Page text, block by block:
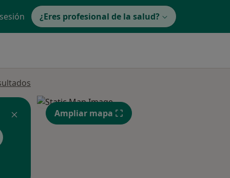
¿Eres profesional de la salud?
Ampliar mapa